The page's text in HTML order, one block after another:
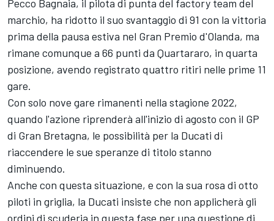
Pecco Bagnaia, il pilota di punta del factory team del
marchio, ha ridotto il suo svantaggio di 91 con la vittoria
prima della pausa estiva nel Gran Premio d'Olanda, ma
rimane comunque a 66 punti da Quartararo, in quarta
posizione, avendo registrato quattro ritiri nelle prime 11
gare.
Con solo nove gare rimanenti nella stagione 2022,
quando l'azione riprenderà all'inizio di agosto con il GP
di Gran Bretagna, le possibilità per la Ducati di
riaccendere le sue speranze di titolo stanno
diminuendo.
Anche con questa situazione, e con la sua rosa di otto
piloti in griglia, la Ducati insiste che non applicherà gli
ordini di scuderia in questa fase per una questione di